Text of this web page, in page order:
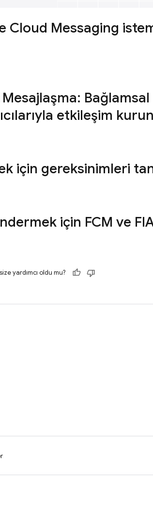
Cloud Messaging
etkileşim kurun
için gereksinimleri
için FCM ve
yardımcı oldu mu?